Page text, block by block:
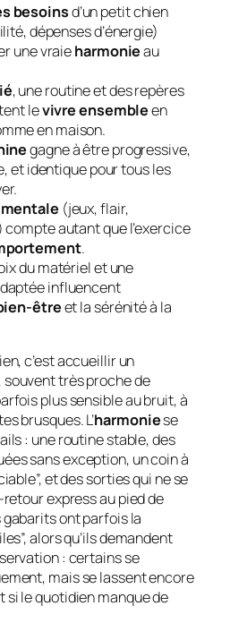
besoinsd’un petit chien
dépenses d’énergie)
une vraieharmonieau
, une routine et des repères
levivre ensembleen
en maison.
gagne à être progressive,
et identique pour tous les
(jeux, flair,
autant que l’exercice
.
du matériel et une
influencent
êtreet la sérénité à la
c’est accueillir un
très proche de
plus sensible au bruit, à
brusques. L’harmoniese
: une routine stable, des
sans exception, un coin à
et des sorties qui ne se
express au pied de
gabarits ont parfois la
alors qu’ils demandent
: certains se
mais se lassent encore
le quotidien manque de